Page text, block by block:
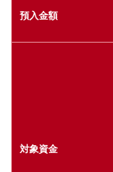
預入金額
対象資金